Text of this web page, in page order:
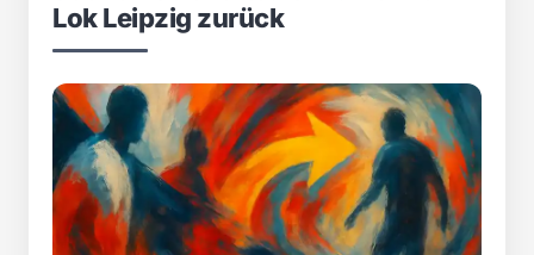
Lok Leipzig zurück